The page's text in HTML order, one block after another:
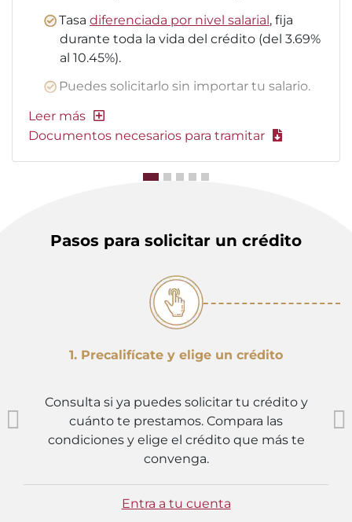
Tasa diferenciada por nivel salarial, fija
durante toda la vida del crédito (del 3.69%
al 10.45%).
Puedes solicitarlo sin importar tu salario.
Documentos necesarios para tramitar
Pasos para solicitar un crédito
1. Precalifícate y elige un crédito
Consulta si ya puedes solicitar tu crédito y
cuánto te prestamos. Compara las
condiciones y elige el crédito que más te
convenga.
Entra a tu cuenta